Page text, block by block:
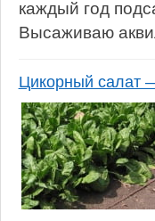
каждый год
Высаживаю
Цикорный салат